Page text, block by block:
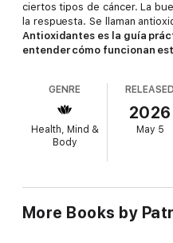
ciertos tipos de cáncer. La
la respuesta. Se llaman
Antioxidantes es la guía
entender cómo funcionan
organismo esté
A lo largo de sus capítulos
✔ Las vitaminas
— con sus funciones, sus
que aparecen cuando faltan.
✔ Los minerales que tu
✔ Otras sustancias
catequinas, coenzima Q,
GENRE
Health, Mind &
Body
RELEASED
2026
May 5
More Books by